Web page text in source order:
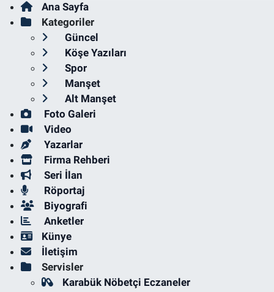
Ana Sayfa
Kategoriler
Güncel
Köşe Yazıları
Spor
Manşet
Alt Manşet
Foto Galeri
Video
Yazarlar
Firma Rehberi
Seri İlan
Röportaj
Biyografi
Anketler
Künye
İletişim
Servisler
Karabük Nöbetçi Eczaneler